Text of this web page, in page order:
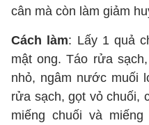
cân mà còn làm giảm
Cách làm: Lấy 1 quả
mật ong. Táo rửa
nhỏ, ngâm nước muối
rửa sạch, gọt vỏ chuối,
miếng chuối và